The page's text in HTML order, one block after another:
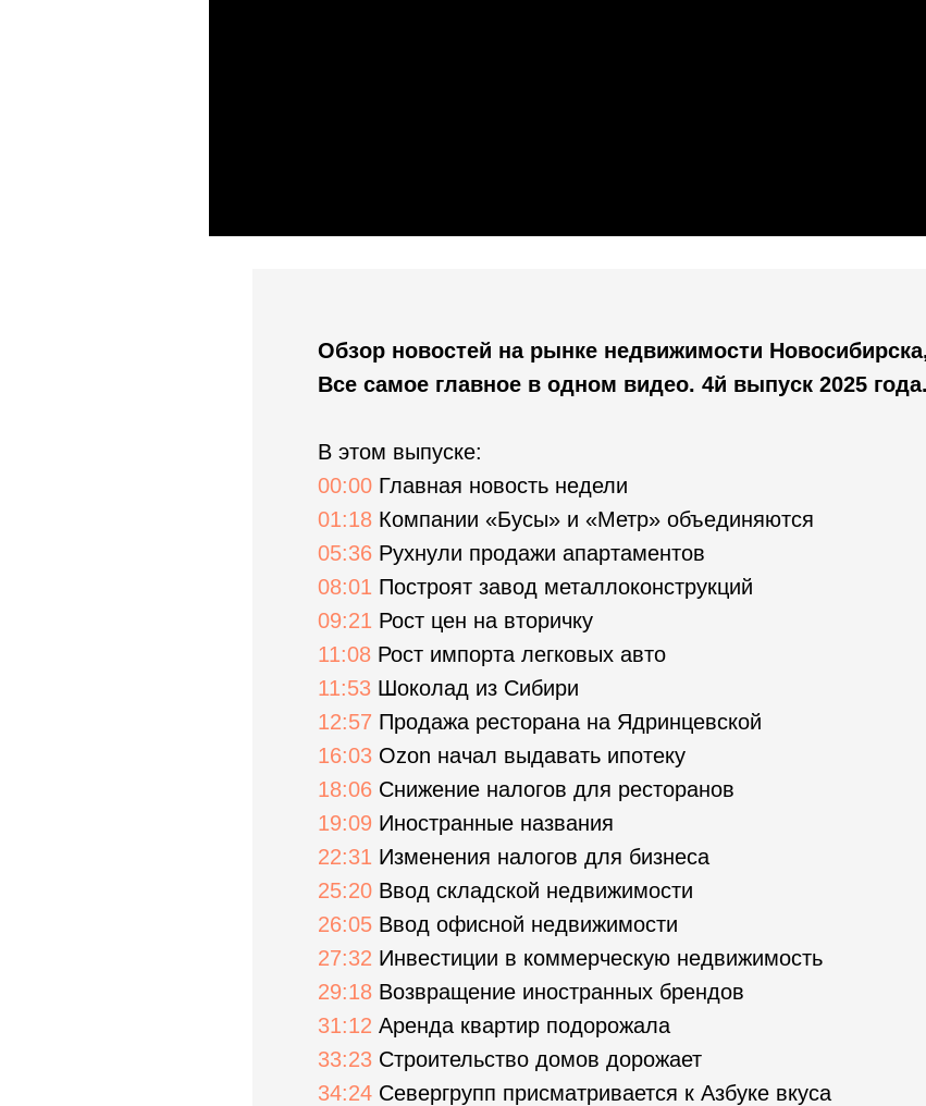
Обзор новостей на рынке недвижимости
Все самое главное в одном видео. 4й выпуск 2025 года.
В этом выпуске:
00:00 Главная новость недели
01:18 Компании «Бусы» и «Метр» объединяются
05:36 Рухнули продажи апартаментов
08:01 Построят завод металлоконструкций
09:21 Рост цен на вторичку
11:08 Рост импорта легковых авто
11:53 Шоколад из Сибири
12:57 Продажа ресторана на Ядринцевской
16:03 Ozon начал выдавать ипотеку
18:06 Снижение налогов для ресторанов
19:09 Иностранные названия
22:31 Изменения налогов для бизнеса
25:20 Ввод складской недвижимости
26:05 Ввод офисной недвижимости
27:32 Инвестиции в коммерческую недвижимость
29:18 Возвращение иностранных брендов
31:12 Аренда квартир подорожала
33:23 Строительство домов дорожает
34:24 Севергрупп присматривается к Азбуке вкуса